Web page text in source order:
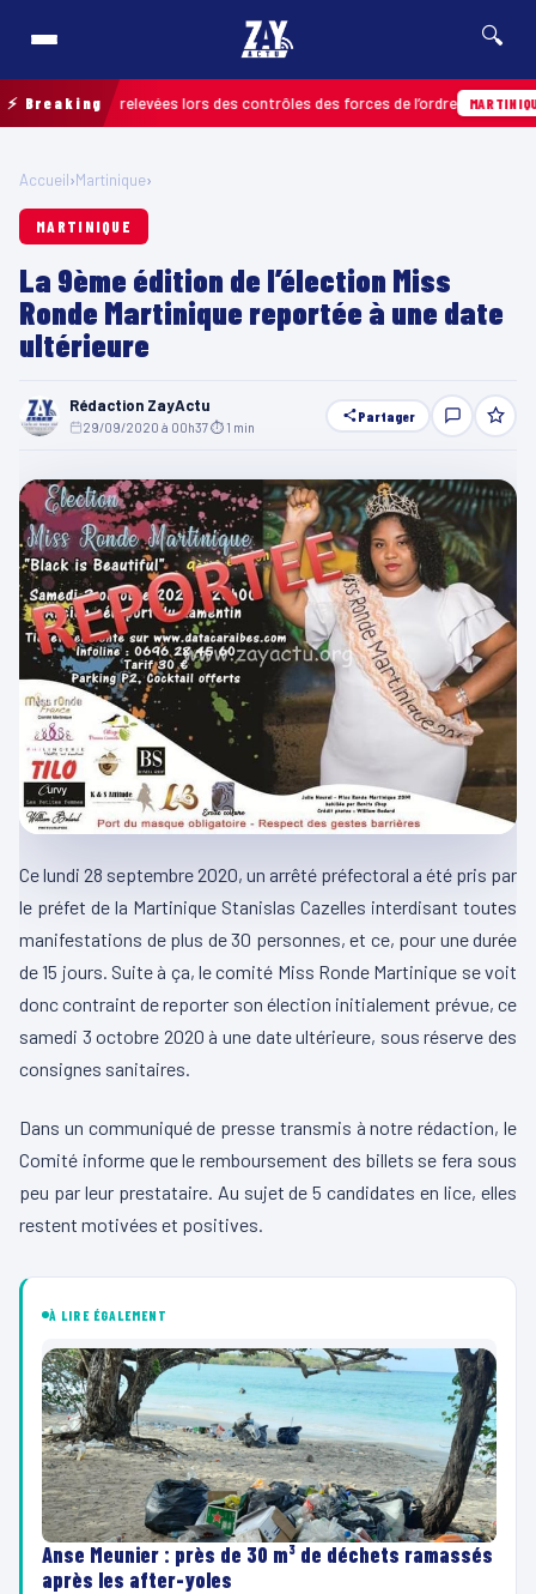
🔍
⚡ Breakingrelevées lors des contrôles des forces de l’ordre MARTINIQUE
Accueil›Martinique›
MARTINIQUE
La 9ème édition de l’élection Miss
Ronde Martinique reportée à une date
ultérieure
Rédaction ZayActu
29/09/2020 à 00h37⏱ 1 min
Partager
Ce lundi 28 septembre 2020, un arrêté préfectoral a été pris par
le préfet de la Martinique Stanislas Cazelles interdisant toutes
manifestations de plus de 30 personnes, et ce, pour une durée
de 15 jours. Suite à ça, le comité Miss Ronde Martinique se voit
donc contraint de reporter son élection initialement prévue, ce
samedi 3 octobre 2020 à une date ultérieure, sous réserve des
consignes sanitaires.
Dans un communiqué de presse transmis à notre rédaction, le
Comité informe que le remboursement des billets se fera sous
peu par leur prestataire. Au sujet de 5 candidates en lice, elles
restent motivées et positives.
À LIRE ÉGALEMENT
Anse Meunier : près de 30 m³ de déchets ramassés
après les after-yoles